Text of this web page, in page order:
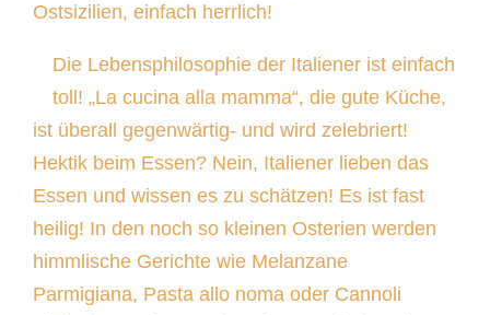
Ostsizilien, einfach herrlich!
Die Lebensphilosophie der Italiener ist einfach
toll! „La cucina alla mamma“, die gute Küche,
ist überall gegenwärtig- und wird zelebriert!
Hektik beim Essen? Nein, Italiener lieben das
Essen und wissen es zu schätzen! Es ist fast
heilig! In den noch so kleinen Osterien werden
himmlische Gerichte wie Melanzane
Parmigiana, Pasta allo noma oder Cannoli